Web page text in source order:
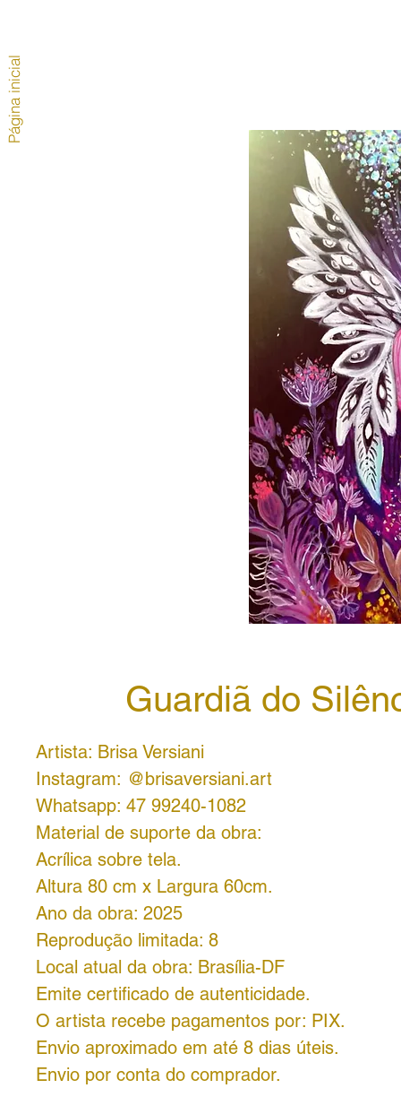
Guardiã do
Artista: Brisa Versiani
Instagram: @brisaversiani.art
Whatsapp: 47 99240-1082
Material de suporte da obra:
Acrílica sobre tela.
Altura 80 cm x Largura 60cm.
Ano da obra: 2025
Reprodução limitada: 8
Local atual da obra: Brasília-DF
Emite certificado de autenticidade.
O artista recebe pagamentos por: PIX.
Envio aproximado em até 8 dias úteis.
Envio por conta do comprador.
Página inicial